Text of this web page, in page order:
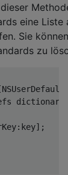
eine Liste
Sie
zu